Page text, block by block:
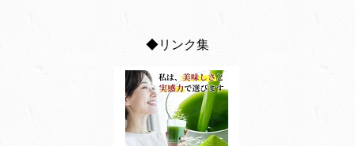
◆リンク集